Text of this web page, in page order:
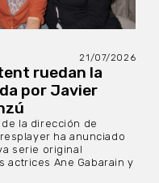
21/07/2026
ruedan la
por Javier
la dirección de
ha anunciado
serie original
actrices Ane Gabarain y